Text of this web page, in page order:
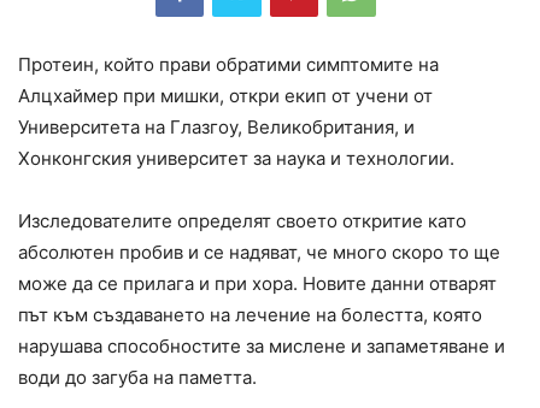
Протеин, който прави обратими симптомите на
Алцхаймер при мишки, откри екип от учени от
Университета на Глазгоу, Великобритания, и
Хонконгския университет за наука и технологии.
Изследователите определят своето откритие като
абсолютен пробив и се надяват, че много скоро то ще
може да се прилага и при хора. Новите данни отварят
път към създаването на лечение на болестта, която
нарушава способностите за мислене и запаметяване и
води до загуба на паметта.